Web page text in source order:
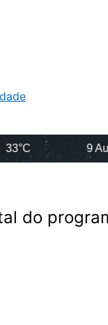
9 Aug
do